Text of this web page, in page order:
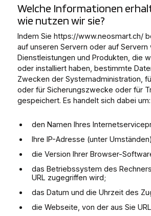
Welche Informationen
wie nutzen wir sie?
Indem Sie https://www.neosmart.ch/
auf unseren Servern oder auf Servern
Dienstleistungen und Produkten, die
oder installiert haben, bestimmte
Zwecken der Systemadministration,
oder für Sicherungszwecke oder für
gespeichert. Es handelt sich dabei um:
den Namen Ihres
Ihre IP-Adresse (unter
die Version Ihrer Browser-
das Betriebssystem des
URL zugegriffen wird;
das Datum und die Uhrzeit des
die Webseite, von der aus Sie